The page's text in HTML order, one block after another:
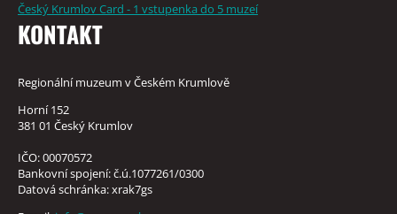
Český Krumlov Card - 1 vstupenka do 5 muzeí
KONTAKT
Regionální muzeum v Českém Krumlově
Horní 152
381 01 Český Krumlov
IČO: 00070572
Bankovní spojení: č.ú.1077261/0300
Datová schránka: xrak7gs